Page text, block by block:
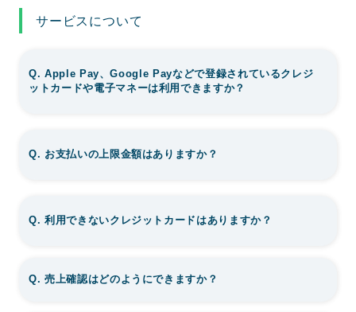
サービスについて
Q. Apple Pay、Google Payなどで登録されているクレジ
ットカードや電子マネーは利用できますか？
Q. 利用できないクレジットカードはありますか？
Q. 売上確認はどのようにできますか？
Q. お支払いの上限金額はありますか？